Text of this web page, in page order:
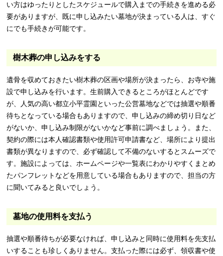
い方はゆったりとしたスケジュールで購入までの手続きを進める必
要がありますが、既に申し込みたい墓地が決まっている人は、すぐ
にでも手続きが可能です。
樹木葬の申し込みをする
遺骨を収めておきたい樹木葬の区画や場所が決まったら、お寺や施
設で申し込みを行います。生前購入できるところがほとんどです
が、人気の高い都立小平霊園といった公営墓地などでは抽選や順番
待ちとなっている場合もありますので、申し込みの締め切り日など
がないか、申し込み制限がないかなど事前に調べましょう。また、
契約の際には本人確認書類や使用許可申請書など、場所により提出
書類が異なりますので、必ず確認して不備のないするとスムーズで
す。施設によっては、ホームページや一覧表にわかりやすくまとめ
たパンフレットなどを用意している場合もありますので、担当の方
に聞いてみると良いでしょう。
墓地の使用料を支払う
抽選や順番待ちが必要なければ、申し込みと同時に使用料を先支払
いすることも珍しくありません。支払った際には必ず、領収書や使